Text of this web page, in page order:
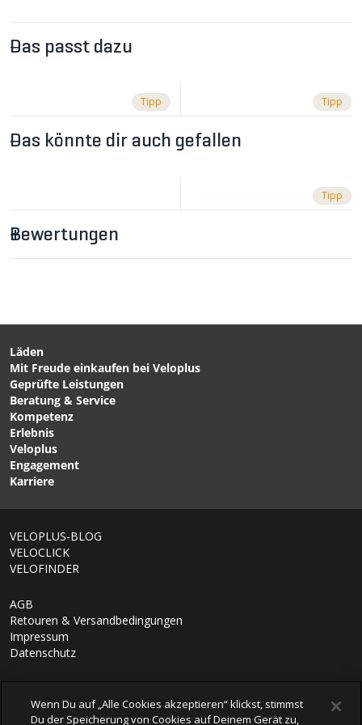
Das passt dazu
Tipp
von VELOPLUS SWISS
Tipp
Das könnte dir auch gefallen
CHF 199.00
ERGOLACE GTX MTB-
Schuhe Anthrazit/Schwarz
von FIZIK
Tipp
CHF 199.00
Bewertungen
Läden
Mit Freude einkaufen bei Veloplus
Geprüfte Leistungen
Beratung & Service
Kompetenz
Erlebnis
Veloplus
Engagement
Karriere
VELOPLUS-BLOG
VELOCLICK
VELOFINDER
AGB
Retouren & Versandbedingungen
Impressum
Datenschutz
Wenn Du auf „Alle Cookies akzeptieren“ klickst, stimmst
Du der Speicherung von Cookies auf Deinem Gerät zu,